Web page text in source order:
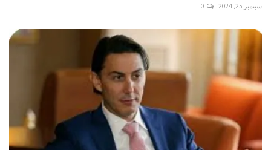
سبتمبر 25, 2024 0